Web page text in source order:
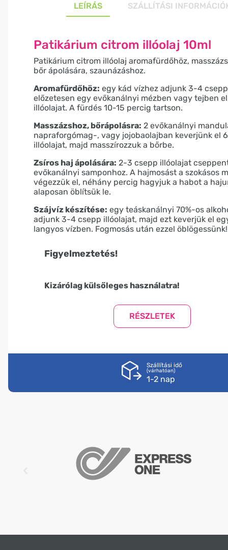
LEÍRÁS SZÁLLÍTÁSI
Patikárium citrom illóolaj 10ml
Patikárium citrom illóolaj aromafürdőhöz,
bőr ápolására, szaunázáshoz.
Aromafürdőhöz: egy kád vízhez adjunk 3-4
előzetesen egy evőkanálnyi mézben vagy tejben
illóolajat. A fürdés 10-15 percig tartson.
Masszázshoz, bőrápolásra: 2 evőkanálnyi
napraforgómag-, vagy jojobaolajban keverjünk el
illóolajat, majd masszírozzuk a bőrbe.
Zsíros haj ápolására: 2-3 csepp illóolajat
evőkanálnyi samponhoz. A hajmosást a szokásos
végezzük el, néhány percig hagyjuk a habot a
alaposan öblítsük le.
Szájvíz készítése: egy teáskanálnyi 70%-os
adjunk 3-4 csepp illóolajat, majd ezt keverjük el
langyos vízben. Fogmosás után ezzel öblögessünk!
Figyelmeztetés!
Kizárólag külsőleges használatra!
Gyermekektől elzárva tartandó!
Fénytől védve, 25 °C alatt, zárt kupakkal
Citrom illóolaj összetevők
Citrus medica limonum oil, Limonene *
*-gal jelöltük az allergén komponenseket
Szállítási idő
(várhatóan)
1-2 nap